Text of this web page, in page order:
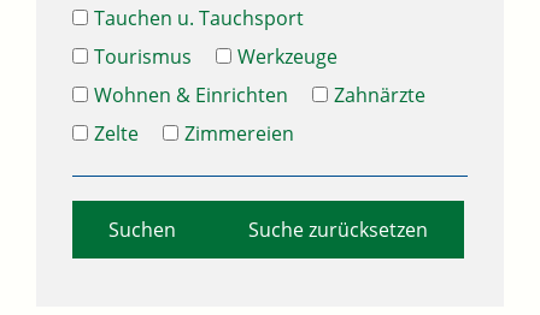
Tauchen u. Tauchsport
Tourismus
Werkzeuge
Wohnen & Einrichten
Zahnärzte
Zelte
Zimmereien
Suche zurücksetzen